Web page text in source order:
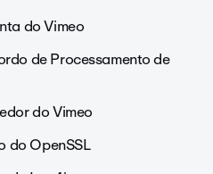
do Vimeo
de Processamento de
do Vimeo
do OpenSSL